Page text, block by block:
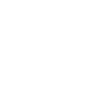
Sunglasses quantity